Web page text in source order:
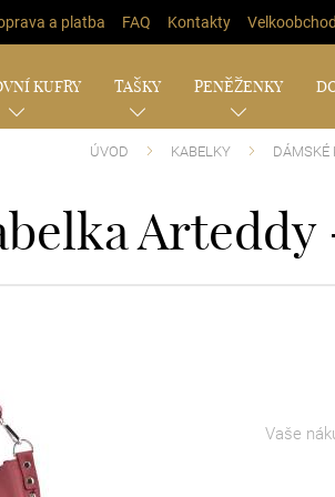
a platba FAQ Kontakty Velkoobchod
KUFRY TAŠKY PENĚŽENKY
ÚVOD KABELKY DÁMSKÉ
Vaše